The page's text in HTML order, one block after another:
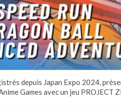
depuis Japan Expo 2024,
Games avec un jeu PROJECT